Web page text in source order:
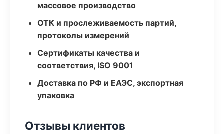
массовое производство
ОТК и прослеживаемость партий,
протоколы измерений
Сертификаты качества и
соответствия, ISO 9001
Доставка по РФ и ЕАЭС, экспортная
упаковка
Отзывы клиентов